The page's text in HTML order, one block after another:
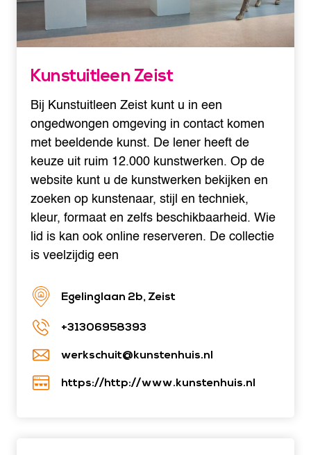
Kunstuitleen Zeist
Bij Kunstuitleen Zeist kunt u in een
ongedwongen omgeving in contact komen
met beeldende kunst. De lener heeft de
keuze uit ruim 12.000 kunstwerken. Op de
website kunt u de kunstwerken bekijken en
zoeken op kunstenaar, stijl en techniek,
kleur, formaat en zelfs beschikbaarheid. Wie
lid is kan ook online reserveren. De collectie
is veelzijdig een
Egelinglaan 2b, Zeist
+31306958393
werkschuit@kunstenhuis.nl
https://http://www.kunstenhuis.nl